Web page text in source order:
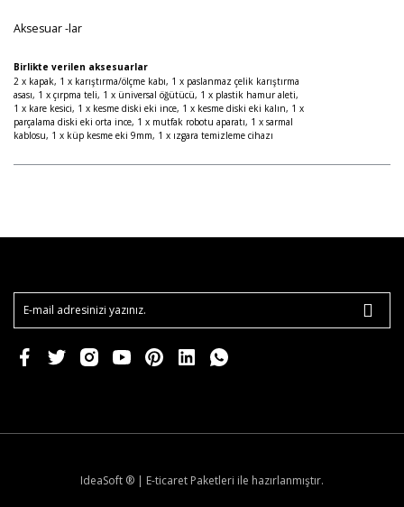
Aksesuar -lar
Birlikte verilen aksesuarlar
2 x kapak, 1 x karıştırma/ölçme kabı, 1 x paslanmaz çelik karıştırma
asası, 1 x çırpma teli, 1 x üniversal öğütücü, 1 x plastik hamur aleti,
1 x kare kesici, 1 x kesme diski eki ince, 1 x kesme diski eki kalın, 1 x
parçalama diski eki orta ince, 1 x mutfak robotu aparatı, 1 x sarmal
kablosu, 1 x küp kesme eki 9mm, 1 x ızgara temizleme cihazı
IdeaSoft ® | E-ticaret Paketleri ile hazırlanmıştır.